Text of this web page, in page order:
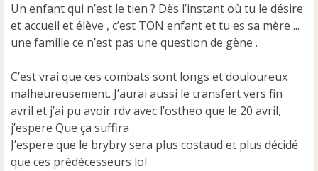
s
a
g
e
o
n
l
u
Un enfant qui n’est le tien ? Dès l’instant où tu le désire
et accueil et élève , c’est TON enfant et tu es sa mère ...
une famille ce n’est pas une question de gène .
C’est vrai que ces combats sont longs et douloureux
malheureusement. J’aurai aussi le transfert vers fin
avril et j’ai pu avoir rdv avec l’ostheo que le 20 avril,
j’espere Que ça suffira .
J’espere que le brybry sera plus costaud et plus décidé
que ces prédécesseurs lol